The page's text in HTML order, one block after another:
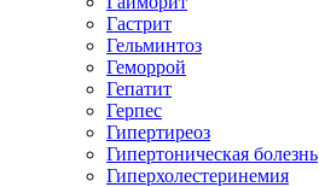
Гастрит
Гельминтоз
Геморрой
Гепатит
Герпес
Гипертиреоз
Гипертоническая болезнь
Гиперхолестеринемия